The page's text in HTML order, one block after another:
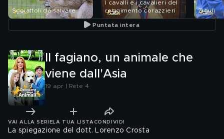
Scoiattoli da salvare
I cavalli e i cavalieri del
reggimento corazzieri
Zigulì
Puntata intera
Il fagiano, un animale che
viene dall'Asia
19 apr | Rete 4
VAI ALLA SERIE LA TUA LISTA CONDIVIDI
La spiegazione del dott. Lorenzo Crosta